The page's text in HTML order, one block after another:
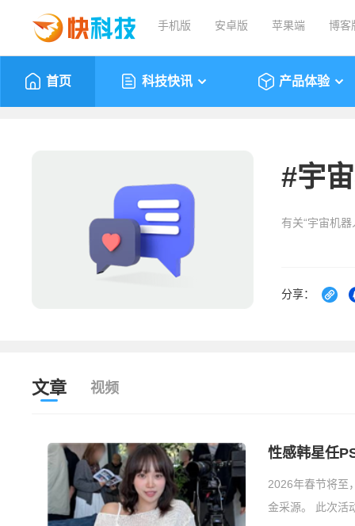
手机版 安卓版 苹果端 博客
首页 科技快讯 产品体验
#宇
有关“宇宙机
分享：
文章 视频
性感韩星任
2026年春节将至
金采源。 此次活